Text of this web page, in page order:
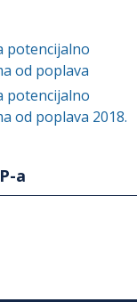
potencijalno
od poplava
potencijalno
od poplava 2018.
a